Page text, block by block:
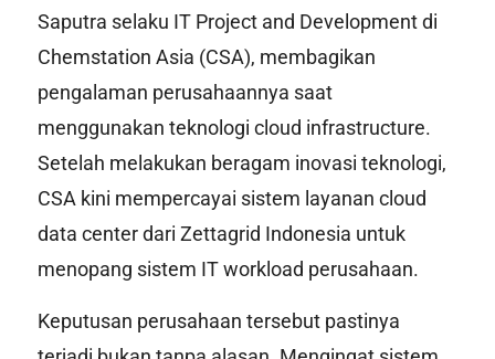
Saputra selaku IT Project and Development di
Chemstation Asia (CSA), membagikan
pengalaman perusahaannya saat
menggunakan teknologi cloud infrastructure.
Setelah melakukan beragam inovasi teknologi,
CSA kini mempercayai sistem layanan cloud
data center dari Zettagrid Indonesia untuk
menopang sistem IT workload perusahaan.
Keputusan perusahaan tersebut pastinya